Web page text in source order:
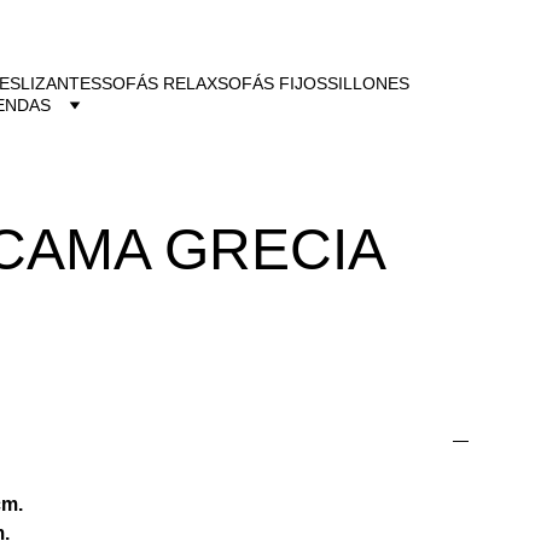
SOFÁS RELAXSOFÁS FIJOSSILLONES
GRECIA